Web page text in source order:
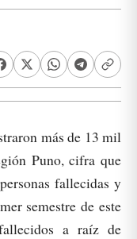
más de 13 mil
Puno, cifra que
fallecidas y
semestre de este
a raíz de